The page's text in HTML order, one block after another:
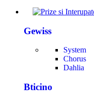
Gewiss
System
Chorus
Dahlia
Bticino